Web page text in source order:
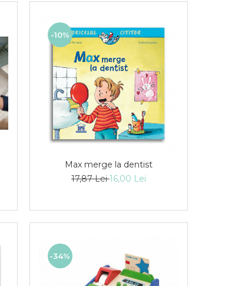
-10%
Max merge la dentist
17,87 Lei16,00 Lei
-34%